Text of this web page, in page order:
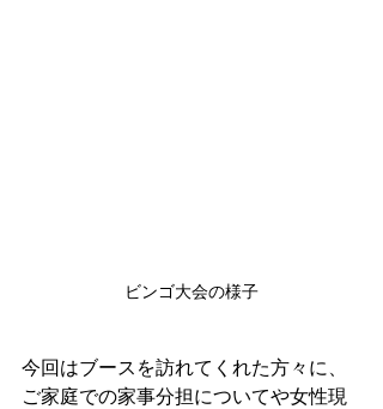
ビンゴ大会の様子
​今回はブースを訪れてくれた方々に、
ご家庭での家事分担についてや女性現